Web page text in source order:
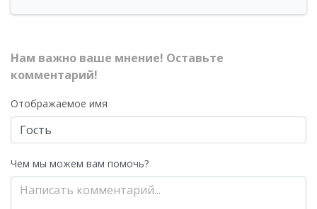
Нам важно ваше мнение! Оставьте
комментарий!
Отображаемое имя
Чем мы можем вам помочь?